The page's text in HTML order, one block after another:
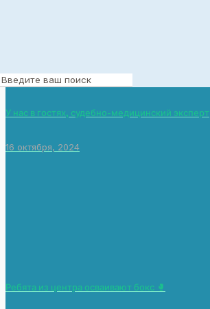
У нас в гостях, судебно-медицинский эксперт
16 октября, 2024
Ребята из центра осваивают бокс 🥊